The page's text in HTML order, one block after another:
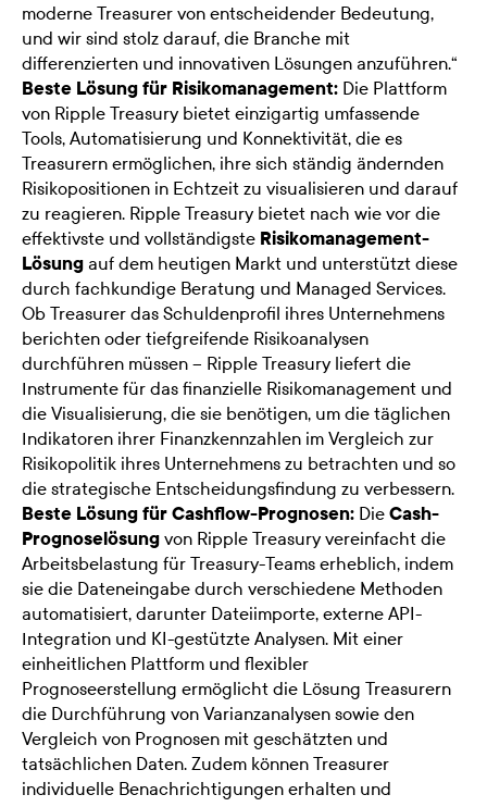
moderne Treasurer von entscheidender Bedeutung,
und wir sind stolz darauf, die Branche mit
differenzierten und innovativen Lösungen anzuführen.“
Beste Lösung für Risikomanagement: Die Plattform
von Ripple Treasury bietet einzigartig umfassende
Tools, Automatisierung und Konnektivität, die es
Treasurern ermöglichen, ihre sich ständig ändernden
Risikopositionen in Echtzeit zu visualisieren und darauf
zu reagieren. Ripple Treasury bietet nach wie vor die
effektivste und vollständigste Risikomanagement-
Lösung auf dem heutigen Markt und unterstützt diese
durch fachkundige Beratung und Managed Services.
Ob Treasurer das Schuldenprofil ihres Unternehmens
berichten oder tiefgreifende Risikoanalysen
durchführen müssen – Ripple Treasury liefert die
Instrumente für das finanzielle Risikomanagement und
die Visualisierung, die sie benötigen, um die täglichen
Indikatoren ihrer Finanzkennzahlen im Vergleich zur
Risikopolitik ihres Unternehmens zu betrachten und so
die strategische Entscheidungsfindung zu verbessern.
Beste Lösung für Cashflow-Prognosen: Die Cash-
Prognoselösung von Ripple Treasury vereinfacht die
Arbeitsbelastung für Treasury-Teams erheblich, indem
sie die Dateneingabe durch verschiedene Methoden
automatisiert, darunter Dateiimporte, externe API-
Integration und KI-gestützte Analysen. Mit einer
einheitlichen Plattform und flexibler
Prognoseerstellung ermöglicht die Lösung Treasurern
die Durchführung von Varianzanalysen sowie den
Vergleich von Prognosen mit geschätzten und
tatsächlichen Daten. Zudem können Treasurer
individuelle Benachrichtigungen erhalten und